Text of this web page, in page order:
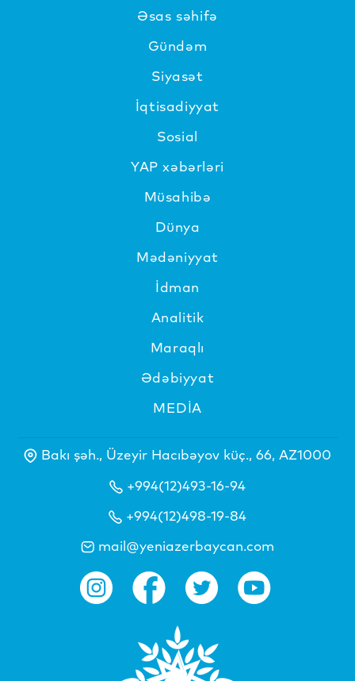
Əsas səhifə
Gündəm
Siyasət
İqtisadiyyat
Sosial
YAP xəbərləri
Müsahibə
Dünya
Mədəniyyat
İdman
Analitik
Maraqlı
Ədəbiyyat
MEDİA
Bakı şəh., Üzeyir Hacıbəyov küç., 66, AZ1000
+994(12)493-16-94
+994(12)498-19-84
mail@yeniazerbaycan.com